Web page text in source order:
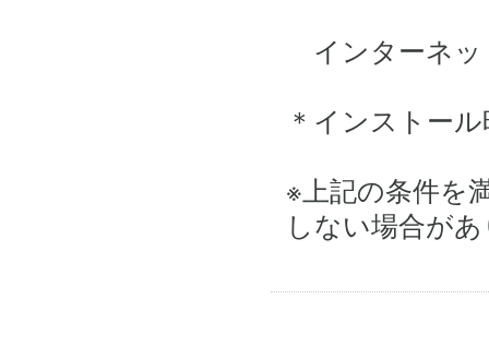
インターネ
＊インストー
※上記の条件を
しない場合が